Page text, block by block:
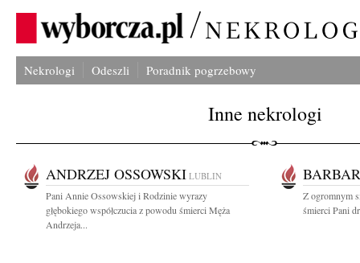
Nekrologi Odeszli Poradnik pogrzebowy
Inne nekrologi
ANDRZEJ OSSOWSKI LUBLIN
Pani Annie Ossowskiej i Rodzinie wyrazy
głębokiego współczucia z powodu śmierci Męża
Andrzeja...
Z ogromnym
śmierci Pani